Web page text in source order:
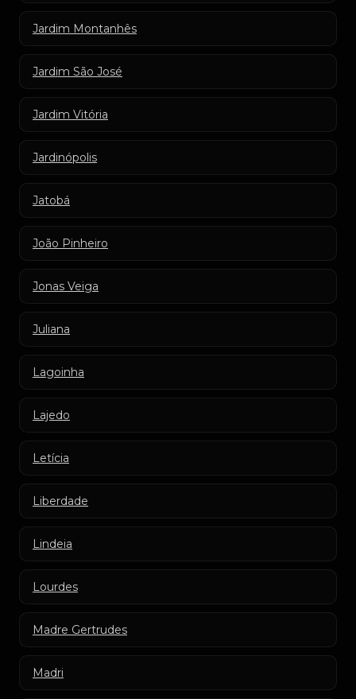
Jardim Montanhês
Jardim São José
Jardim Vitória
Jardinópolis
Jatobá
João Pinheiro
Jonas Veiga
Juliana
Lagoinha
Lajedo
Letícia
Liberdade
Lindeia
Lourdes
Madre Gertrudes
Madri